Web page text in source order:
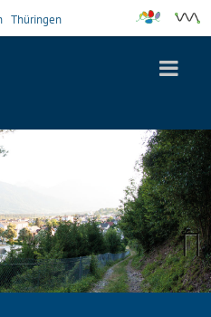
Thüringen
Next